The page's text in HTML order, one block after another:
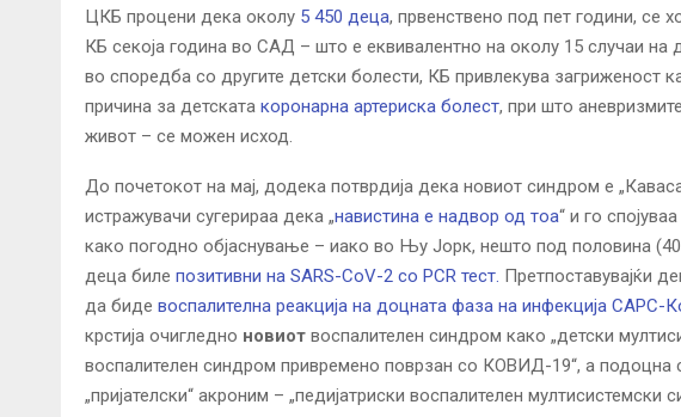
ЦКБ процени дека околу 5 450 деца, првенствено под пет години, се
КБ секоја година во САД – што е еквивалентно на околу 15 случаи на
во споредба со другите детски болести, КБ привлекува загриженост
причина за детската коронарна артериска болест, при што
живот – се можен исход.
До почетокот на мај, додека потврдија дека новиот синдром е
истражувачи сугерираа дека „навистина е надвор од тоа“ и го
како погодно објаснување – иако во Њу Јорк, нешто под половина
деца биле позитивни на SARS-CoV-2 со PCR тест. Претпоставувајќи
да биде воспалителна реакција на доцната фаза на инфекција САРС-
крстија очигледно новиот воспалителен синдром како „детски
воспалителен синдром привремено поврзан со КОВИД-19“, а подоцна
„пријателски“ акроним – „педијатриски воспалителен мултисистемски